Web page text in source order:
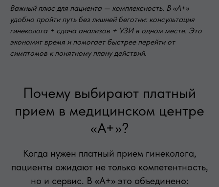
Важный плюс для пациента — комплексность. В «А+»
удобно пройти путь без лишней беготни: консультация
гинеколога + сдача анализов + УЗИ в одном месте. Это
экономит время и помогает быстрее перейти от
симптомов к понятному плану действий.
Почему выбирают платный
прием в медицинском центре
«А+»?
Когда нужен платный прием гинеколога,
пациенты ожидают не только компетентность,
но и сервис. В «А+» это объединено: